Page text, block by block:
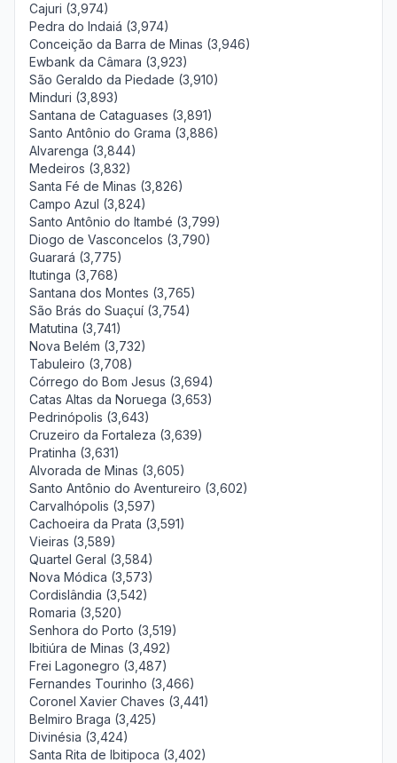
Cajuri (3,974)
Pedra do Indaiá (3,974)
Conceição da Barra de Minas (3,946)
Ewbank da Câmara (3,923)
São Geraldo da Piedade (3,910)
Minduri (3,893)
Santana de Cataguases (3,891)
Santo Antônio do Grama (3,886)
Alvarenga (3,844)
Medeiros (3,832)
Santa Fé de Minas (3,826)
Campo Azul (3,824)
Santo Antônio do Itambé (3,799)
Diogo de Vasconcelos (3,790)
Guarará (3,775)
Itutinga (3,768)
Santana dos Montes (3,765)
São Brás do Suaçuí (3,754)
Matutina (3,741)
Nova Belém (3,732)
Tabuleiro (3,708)
Córrego do Bom Jesus (3,694)
Catas Altas da Noruega (3,653)
Pedrinópolis (3,643)
Cruzeiro da Fortaleza (3,639)
Pratinha (3,631)
Alvorada de Minas (3,605)
Santo Antônio do Aventureiro (3,602)
Carvalhópolis (3,597)
Cachoeira da Prata (3,591)
Vieiras (3,589)
Quartel Geral (3,584)
Nova Módica (3,573)
Cordislândia (3,542)
Romaria (3,520)
Senhora do Porto (3,519)
Ibitiúra de Minas (3,492)
Frei Lagonegro (3,487)
Fernandes Tourinho (3,466)
Coronel Xavier Chaves (3,441)
Belmiro Braga (3,425)
Divinésia (3,424)
Santa Rita de Ibitipoca (3,402)